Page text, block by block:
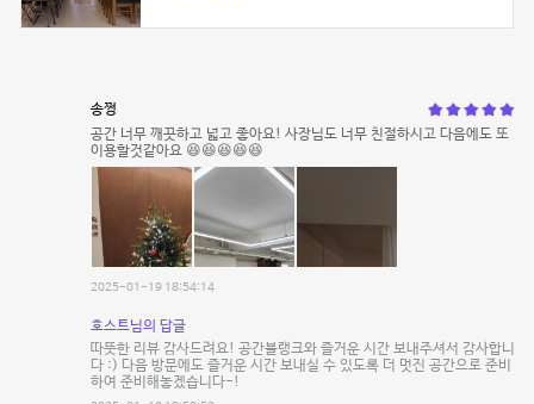
송쩡
공간 너무 깨끗하고 넓고 좋아요! 사장님도 너무 친절하시고 다음에도 또
이용할것같아요 😆😆😆😆😆
2025-01-19 18:54:14
호스트님의 답글
따뜻한 리뷰 감사드려요! 공간블랭크와 즐거운 시간 보내주셔서 감사합니
다 :) 다음 방문에도 즐거운 시간 보내실 수 있도록 더 멋진 공간으로 준비
하여 준비해놓겠습니다-!